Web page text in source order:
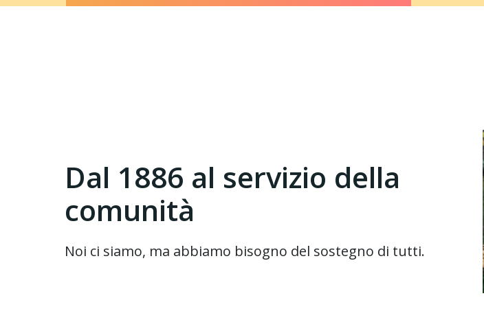
Dal 1886 al servizio della
comunità
Noi ci siamo, ma abbiamo bisogno del sostegno di tutti.